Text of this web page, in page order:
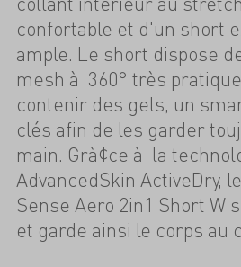
confortable et d'un short
ample. Le short dispose
mesh à 360° très
contenir des gels, un
clés afin de les garder
main. Grà¢ce à la
AdvancedSkin ActiveDry,
Sense Aero 2in1 Short W
et garde ainsi le corps au